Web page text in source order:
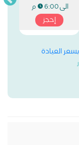
الى6:00 م
إحجز
العيادة